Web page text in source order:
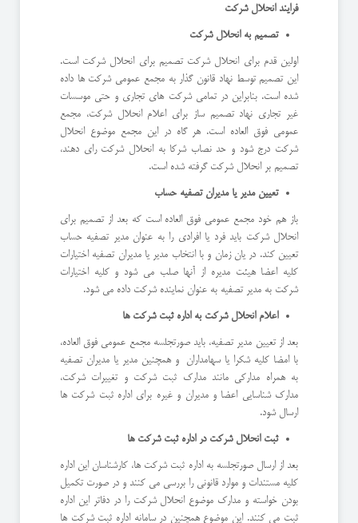
فرایند انحلال شرکت
تصمیم به انحلال شرکت
اولین قدم برای انحلال شرکت تصمیم برای انحلال شرکت است.
این تصمیم توسط نهاد قانون گذار به مجمع عمومی شرکت ها داده
شده است. بنابراین در تمامی شرکت های تجاری و حتی موسسات
غیر تجاری نهاد تصمیم ساز برای اعلام انحلال شرکت، مجمع
عمومی فوق العاده است. هر گاه در این مجمع موضوع انحلال
شرکت درج شود و حد نصاب شرکا به انحلال شرکت رای دهند،
تصمیم بر انحلال شرکت گرفته شده است.
تعیین مدیر یا مدیران تصفیه حساب
باز هم خود مجمع عمومی فوق العاده است که بعد از تصمیم برای
انحلال شرکت باید فرد یا افرادی را به عنوان مدیر تصفیه حساب
تعیین کند. در یان زمان و با انتخاب مدیر یا مدیران تصفیه اختیارات
کلیه اعضا هیئت مدیره از آنها صلب می شود و کلیه اختیارات
شرکت به مدیر تصفیه به عنوان نماینده شرکت داده می شود.
اعلام انحلال شرکت به اداره ثبت شرکت ها
بعد از تعیین مدیر تصفیه، باید صورتجلسه مجمع عمومی فوق العاده،
با امضا کلیه شکرا یا سهامداران و همچنین مدیر یا مدیران تصفیه
به همراه مدارکی مانند مدارک ثبت شرکت و تغییرات شرکت،
مدارک شناسایی اعضا و مدیران و غیره برای اداره ثبت شرکت ها
ارسال شود.
ثبت انحلال شرکت در اداره ثبت شرکت ها
بعد از ارسال صورتجلسه به اداره ثبت شرکت ها، کارشناسان این اداره
کلیه مستندات و موارد قانونی را بررسی می کنند و در صورت تکمیل
بودن خواسته و مدارک موضوع انحلال شرکت را در دفاتر این اداره
ثبت می کنند. این موضوع همچنین در سامانه اداره ثبت شرکت ها